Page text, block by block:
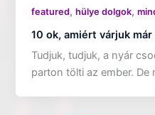
featured,hülye dolgok,
10 ok, amiért várjuk már
Tudjuk, tudjuk, a nyár
parton tölti az ember. De